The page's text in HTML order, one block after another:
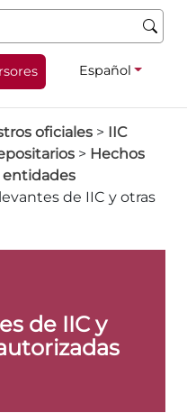
Español
oficiales > IIC
> Hechos
entidades
de IIC y otras
de IIC y